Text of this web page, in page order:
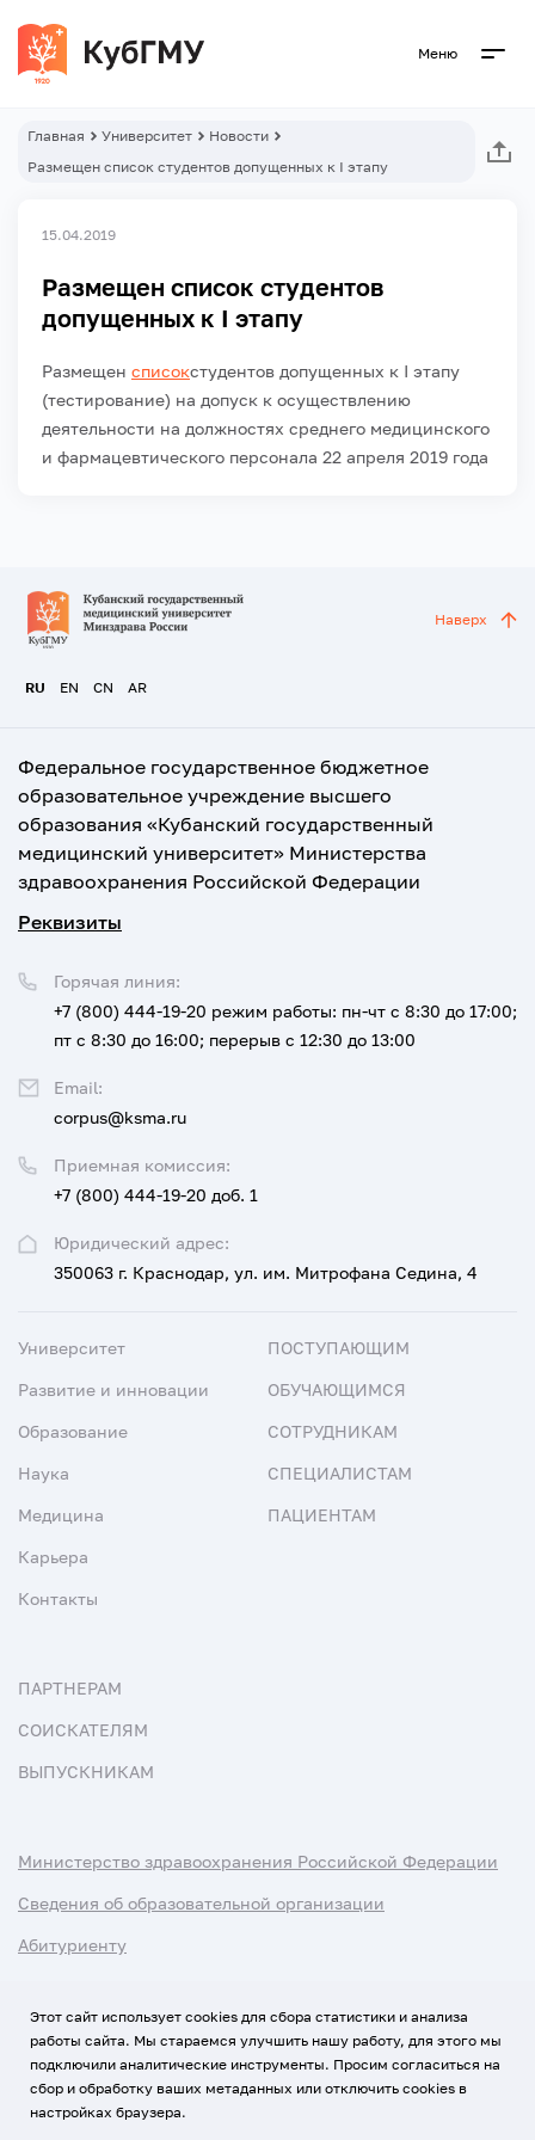
Меню
Главная Университет
Новости
Размещен список студентов допущенных к I этапу
15.04.2019
Размещен список студентов
допущенных к I этапу
Размещен списокстудентов допущенных к I этапу
(тестирование) на допуск к осуществлению
деятельности на должностях среднего медицинского
и фармацевтического персонала 22 апреля 2019 года
RU EN CN AR
Наверх
Федеральное государственное бюджетное
образовательное учреждение высшего
образования «Кубанский государственный
медицинский университет» Министерства
здравоохранения Российской Федерации
Реквизиты
Юридический адрес:
350063 г. Краснодар, ул. им. Митрофана Седина, 4
Приемная комиссия:
+7 (800) 444-19-20 доб. 1
Горячая линия:
+7 (800) 444-19-20 режим работы: пн-чт с 8:30 до 17:00;
пт с 8:30 до 16:00; перерыв с 12:30 до 13:00
Email:
corpus@ksma.ru
Университет
Развитие и инновации
Образование
Наука
Медицина
Карьера
Контакты
ПОСТУПАЮЩИМ
ОБУЧАЮЩИМСЯ
СОТРУДНИКАМ
СПЕЦИАЛИСТАМ
ПАЦИЕНТАМ
ПАРТНЕРАМ
СОИСКАТЕЛЯМ
ВЫПУСКНИКАМ
Министерство здравоохранения Российской Федерации
Сведения об образовательной организации
Абитуриенту
Использование Cookies
Политика обработки персональных данных
Этот сайт использует cookies для сбора статистики и анализа
работы сайта. Мы стараемся улучшить нашу работу, для этого мы
подключили аналитические инструменты. Просим согласиться на
сбор и обработку ваших метаданных или отключить cookies в
настройках браузера.